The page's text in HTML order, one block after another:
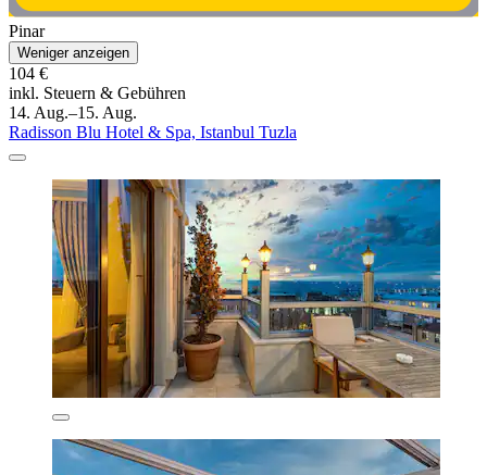
Pinar
Weniger anzeigen
104 €
inkl. Steuern & Gebühren
14. Aug.–15. Aug.
Radisson Blu Hotel & Spa, Istanbul Tuzla